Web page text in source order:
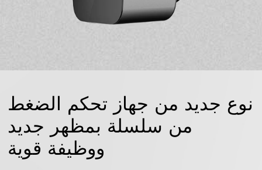
نوع جديد من جهاز تحكم الضغط
من سلسلة بمظهر جديد
ووظيفة قوية